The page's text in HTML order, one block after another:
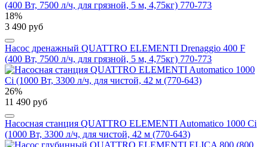
18%
3 490 руб
Насос дренажный QUATTRO ELEMENTI Drenaggio 400 F
(400 Вт, 7500 л/ч, для грязной, 5 м, 4,75кг) 770-773
26%
11 490 руб
Насосная станция QUATTRO ELEMENTI Automatico 1000 Ci
(1000 Вт, 3300 л/ч, для чистой, 42 м (770-643)